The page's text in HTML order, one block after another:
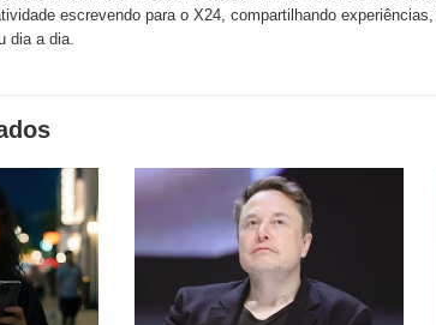
escrevendo para o X24, compartilhando
dia a dia.